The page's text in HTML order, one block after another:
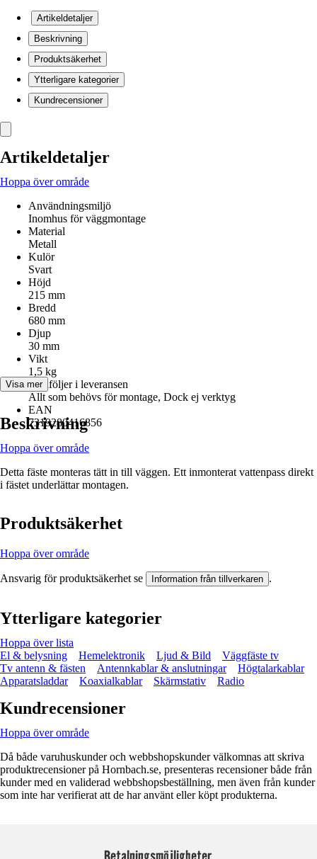
Artikeldetaljer
Beskrivning
Produktsäkerhet
Ytterligare kategorier
Kundrecensioner
Artikeldetaljer
Hoppa över område
Användningsmiljö
Inomhus för väggmontage
Material
Metall
Kulör
Svart
Höjd
215 mm
Bredd
680 mm
Djup
30 mm
Vikt
1,5 kg
Medföljer i leveransen
Allt som behövs för montage, Dock ej verktyg
EAN
7319280416856
Visa mer
Beskrivning
Hoppa över område
Detta fäste monteras tätt in till väggen. Ett inmonterat vattenpass direkt
i fästet underlättar montagen.
Produktsäkerhet
Hoppa över område
Ansvarig för produktsäkerhet se Information från tillverkaren .
Ytterligare kategorier
Hoppa över lista
El & belysning
Hemelektronik Ljud & Bild
Väggfäste tv
Tv antenn & fästen
Antennkablar & anslutningar
Högtalarkablar
Apparatsladdar
Koaxialkablar Skärmstativ Radio
Kundrecensioner
Hoppa över område
Då både varuhuskunder och webbshopskunder välkomnas att skriva
produktrecensioner på Hornbach.se, presenteras recensioner både från
kunder med en validerad webbshopsbeställning, men även från kunder
som inte har verifierat att de har använt eller köpt produkterna.